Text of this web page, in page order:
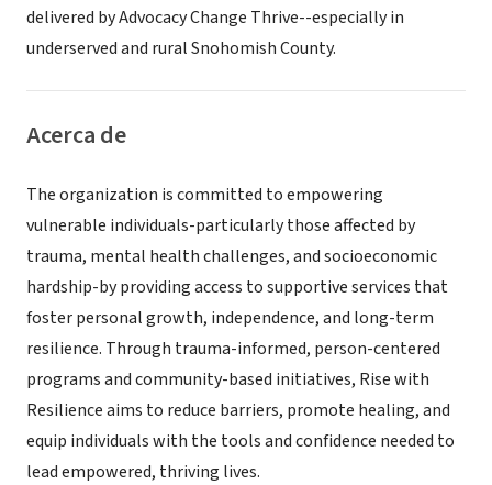
delivered by Advocacy Change Thrive--especially in
underserved and rural Snohomish County.
Acerca de
The organization is committed to empowering
vulnerable individuals-particularly those affected by
trauma, mental health challenges, and socioeconomic
hardship-by providing access to supportive services that
foster personal growth, independence, and long-term
resilience. Through trauma-informed, person-centered
programs and community-based initiatives, Rise with
Resilience aims to reduce barriers, promote healing, and
equip individuals with the tools and confidence needed to
lead empowered, thriving lives.